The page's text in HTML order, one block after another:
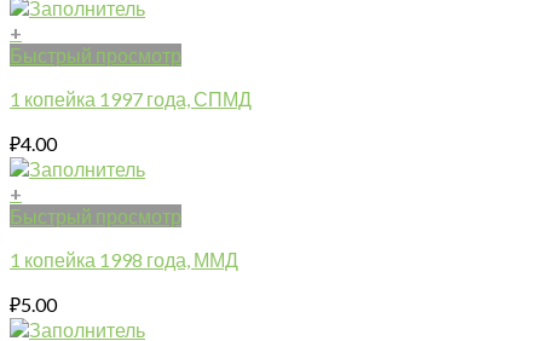
+
Быстрый просмотр
1 копейка 1997 года, СПМД
₽4.00
+
Быстрый просмотр
1 копейка 1998 года, ММД
₽5.00